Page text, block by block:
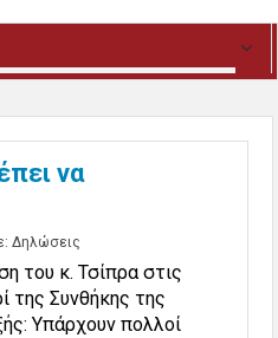
να
Δηλώσεις
του κ. Τσίπρα στις
της Συνθήκης της
Υπάρχουν πολλοί